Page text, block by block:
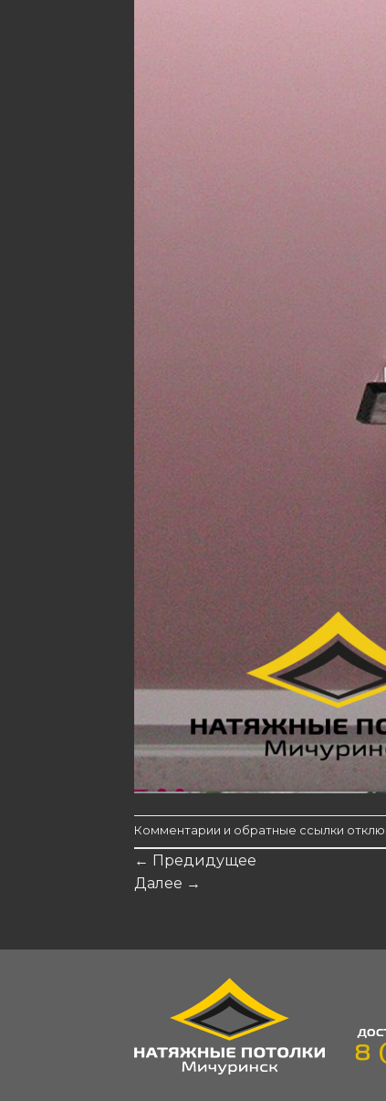
Комментарии и обратные ссылки
← Предидущее
Далее →